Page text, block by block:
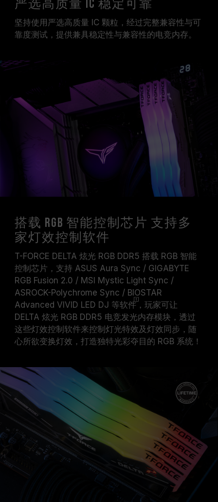
严选高质量 IC 稳定可靠
坚持使用严选高质量 IC 颗粒，经过完整兼容性与可
靠度测试，提供兼具稳定性与兼容性的电竞内存。
搭载 RGB 智能控制芯片 支持多
家灯效控制软件
T-FORCE DELTA 炫光 RGB DDR5 搭载 RGB 智能
控制芯片，支持 ASUS Aura Sync / GIGABYTE
RGB Fusion 2.0 / MSI Mystic Light Sync /
ASROCK-Polychrome Sync / BIOSTAR
Advanced VIVID LED DJ 等软件，玩家可让
DELTA 炫光 RGB DDR5 电竞发光内存模块，透过
这些灯效控制软件来控制灯光特效及灯效同步，随
心所欲变换灯效，打造独特光彩夺目的 RGB 系统！